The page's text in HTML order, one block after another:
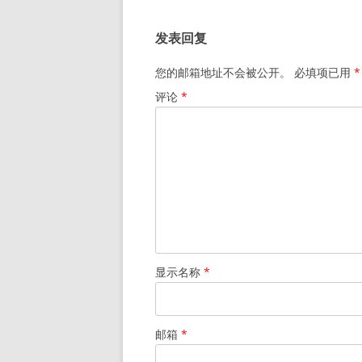
航
发表回复
您的邮箱地址不会被公开。 必填项已用 *
评论 *
显示名称 *
邮箱 *